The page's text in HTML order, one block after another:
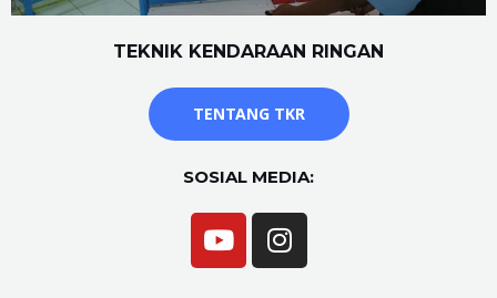
TEKNIK KENDARAAN RINGAN
TENTANG TKR
SOSIAL MEDIA: